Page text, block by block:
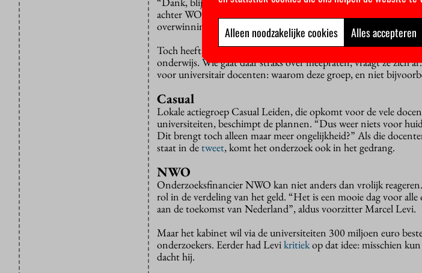
achter WOinActie. Volgens haar krijgt de wetenschap “eindelijk
overwinning: “Ik ben ervan overtuigd dat WOinActie het
Toch heeft ze allerlei zorgen, bijvoorbeeld over mogelijke
onderwijs. Wie gaat daar straks over meepraten, vraagt ze zich
voor universitair docenten: waarom deze groep, en niet
Casual
Lokale actiegroep Casual Leiden, die opkomt voor de vele
universiteiten, beschimpt de plannen. “Dus weer niets voor
Dit brengt toch alleen maar meer ongelijkheid?” Als die
staat in detweet, komt het onderzoek ook in het gedrang.
NWO
Onderzoeksfinancier NWO kan niet anders dan vrolijk
rol in de verdeling van het geld. “Het is een mooie dag voor alle
aan de toekomst van Nederland”, aldus voorzitter Marcel Levi.
Maar het kabinet wil via de universiteiten 300 miljoen euro
onderzoekers. Eerder had Levikritiekop dat idee: misschien
dacht hij.
Alleen noodzakelijke cookies Alles accepteren